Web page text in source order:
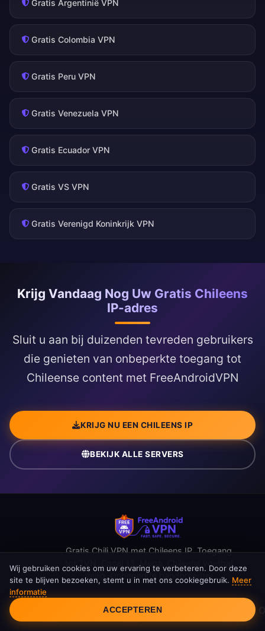
Gratis Argentinië VPN
Gratis Colombia VPN
Gratis Peru VPN
Gratis Venezuela VPN
Gratis Ecuador VPN
Gratis VS VPN
Gratis Verenigd Koninkrijk VPN
Krijg Vandaag Nog Uw Gratis Chileens
IP-adres
Sluit u aan bij duizenden tevreden gebruikers
die genieten van onbeperkte toegang tot
Chileense content met FreeAndroidVPN
KRIJG NU EEN CHILEENS IP
BEKIJK ALLE SERVERS
Bronnen
Gratis Chili VPN met Chileens IP. Toegang
tot TVN, Canal 13, Mega, Chileens voetbal
veilig. Onbeperkte bandbreedte.
Neem Contact
Cookietoestemming
Wij gebruiken cookies om uw ervaring te verbeteren. Door deze
site te blijven bezoeken, stemt u in met ons cookiegebruik. Meer
informatie
ACCEPTEREN